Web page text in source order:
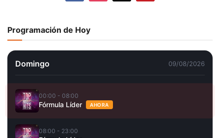
Programación de Hoy
Domingo 09/08/2026
00:00 - 08:00
Fórmula Líder AHORA
08:00 - 23:00